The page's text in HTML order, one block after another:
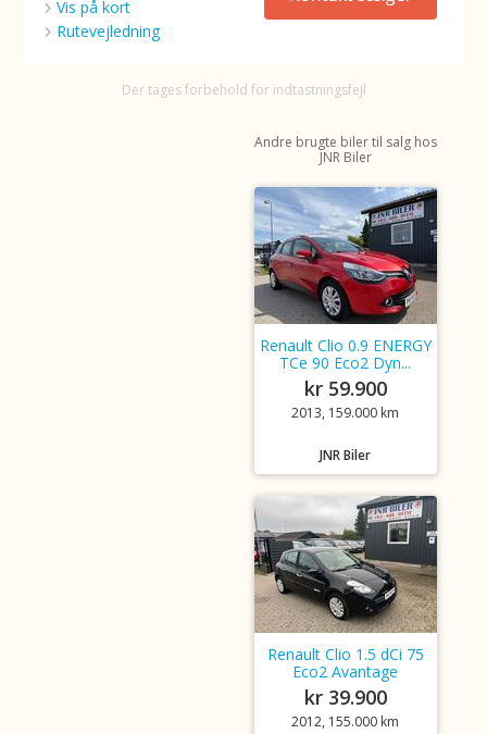
Vis på kort
Rutevejledning
Der tages forbehold for indtastningsfejl
Andre brugte biler til salg hos
JNR Biler
Renault Clio 0.9 ENERGY
TCe 90 Eco2 Dyn...
kr 59.900
2013, 159.000 km
JNR Biler
Renault Clio 1.5 dCi 75
Eco2 Avantage
kr 39.900
2012, 155.000 km